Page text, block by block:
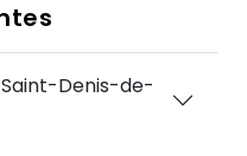
Denis-de-